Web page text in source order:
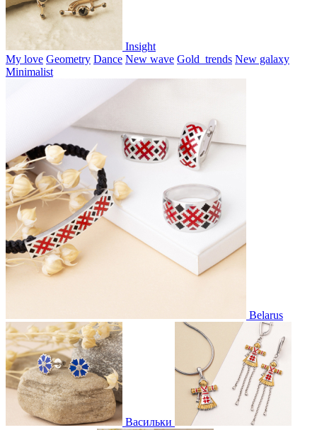
Insight
My love Geometry Dance New wave Gold_trends New galaxy
Minimalist
Belarus
Васильки